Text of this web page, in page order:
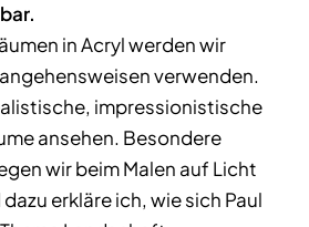
in Acryl werden wir
verwenden.
impressionistische
ansehen. Besondere
wir beim Malen auf Licht
erkläre ich, wie sich Paul